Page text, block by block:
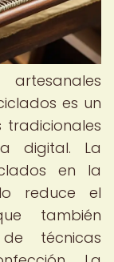
es un
digital. La
en la
reduce el
también
técnicas